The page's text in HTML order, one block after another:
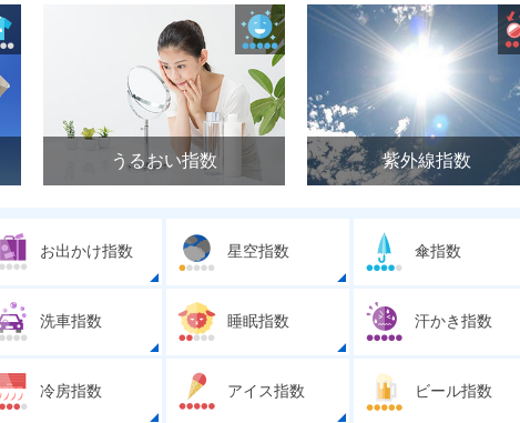
うるおい指数 紫外線指数
お出かけ指数 星空指数 傘指数
洗車指数 睡眠指数 汗かき指数
冷房指数 アイス指数 ビール指数